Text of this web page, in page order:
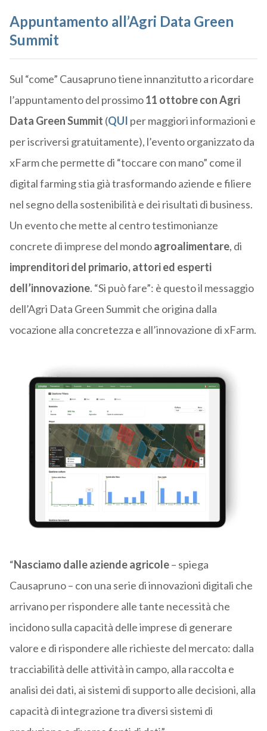
Appuntamento all’Agri Data Green
Summit
Sul “come” Causapruno tiene innanzitutto a ricordare
l’appuntamento del prossimo11 ottobre con Agri
Data Green Summit (QUI per maggiori informazioni e
per iscriversi gratuitamente), l’evento organizzato da
xFarm che permette di “toccare con mano” come il
digital farming stia già trasformando aziende e filiere
nel segno della sostenibilità e dei risultati di business.
Un evento che mette al centro testimonianze
concrete di imprese del mondoagroalimentare, di
imprenditori del primario, attori ed esperti
dell’innovazione. “Si può fare”: è questo il messaggio
dell’Agri Data Green Summit che origina dalla
vocazione alla concretezza e all’innovazione di xFarm.
“Nasciamo dalle aziende agricole– spiega
Causapruno – con una serie di innovazioni digitali che
arrivano per rispondere alle tante necessità che
incidono sulla capacità delle imprese di generare
valore e di rispondere alle richieste del mercato: dalla
tracciabilità delle attività in campo, alla raccolta e
analisi dei dati, ai sistemi di supporto alle decisioni, alla
capacità di integrazione tra diversi sistemi di